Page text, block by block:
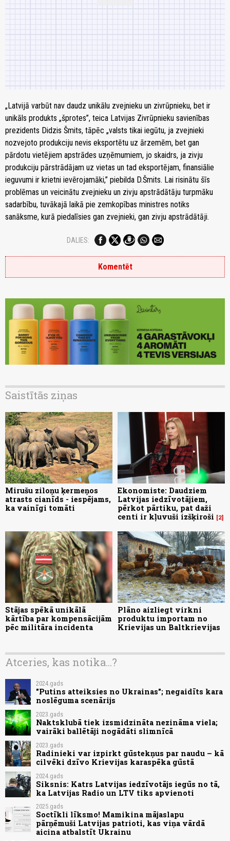
„Latvijā varbūt nav daudz unikālu zvejnieku un zivrūpnieku, bet ir
unikāls produkts „šprotes”, teica Latvijas Zivrūpnieku savienības
prezidents Didzis Šmits, tāpēc „valsts tikai iegūtu, ja zvejnieki
nozvejoto produkciju nevis eksportētu uz ārzemēm, bet gan
pārdotu vietējiem apstrādes uzņēmumiem, jo skaidrs, ja zivju
produkciju pārstrādājam uz vietas un tad eksportējam, finansiālie
ieguvumi ir krietni ievērojamāki,” piebilda D.Šmits. Lai risinātu šīs
problēmas un veicinātu zvejnieku un zivju apstrādātāju turpmāku
sadarbību, tuvākajā laikā pie zemkopības ministres notiks
sanāksme, kurā piedalīsies gan zvejnieki, gan zivju apstrādātāji.
DALIES:
Komentēt
Saistītās ziņas
Mirušu ziloņu ķermeņos
atrasts cianīds - iespējams,
ka vainīgi tomāti
Ekonomiste: Daudziem
Latvijas iedzīvotājiem,
pērkot pārtiku, pat daži
centi ir kļuvuši izšķiroši
2
Stājas spēkā unikālā
kārtība par kompensācijām
pēc militāra incidenta
Plāno aizliegt virkni
produktu importam no
Krievijas un Baltkrievijas
Atceries, kas notika...?
2024.gads
"Putins atteiksies no Ukrainas"; negaidīts kara
noslēguma scenārijs
2023.gads
Naktsklubā tiek izsmidzināta nezināma viela;
vairāki ballētāji nogādāti slimnīcā
2023.gads
Radinieki var izpirkt gūstekņus par naudu – kā
cilvēki dzīvo Krievijas karaspēka gūstā
2024.gads
Siksnis: Katrs Latvijas iedzīvotājs iegūs no tā,
ka Latvijas Radio un LTV tiks apvienoti
2025.gads
Soctīkli līksmo! Mamikina mājaslapu
pārņēmuši Latvijas patrioti, kas viņa vārdā
aicina atbalstīt Ukrainu